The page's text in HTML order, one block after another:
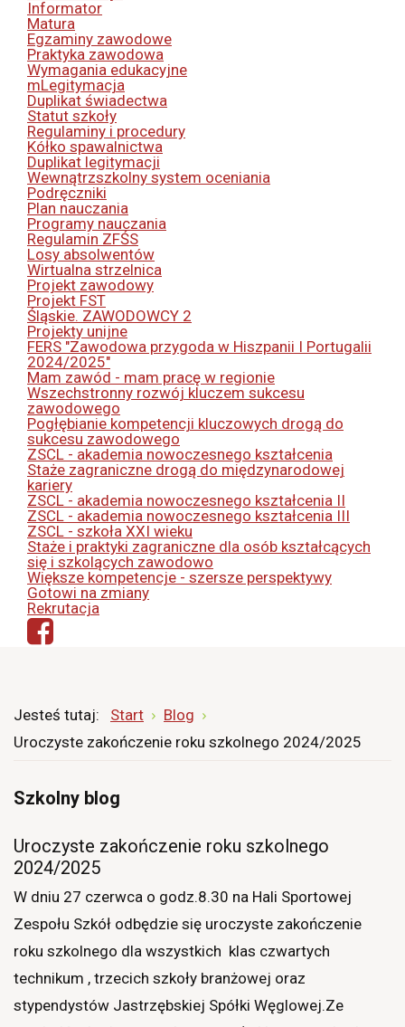
Informator
Matura
Egzaminy zawodowe
Praktyka zawodowa
Wymagania edukacyjne
mLegitymacja
Duplikat świadectwa
Statut szkoły
Regulaminy i procedury
Kółko spawalnictwa
Duplikat legitymacji
Wewnątrzszkolny system oceniania
Podręczniki
Plan nauczania
Programy nauczania
Regulamin ZFŚS
Losy absolwentów
Wirtualna strzelnica
Projekt zawodowy
Projekt FST
Śląskie. ZAWODOWCY 2
Projekty unijne
FERS "Zawodowa przygoda w Hiszpanii I Portugalii
2024/2025"
Mam zawód - mam pracę w regionie
Wszechstronny rozwój kluczem sukcesu
zawodowego
Pogłębianie kompetencji kluczowych drogą do
sukcesu zawodowego
ZSCL - akademia nowoczesnego kształcenia
Staże zagraniczne drogą do międzynarodowej
kariery
ZSCL - akademia nowoczesnego kształcenia II
ZSCL - akademia nowoczesnego kształcenia III
ZSCL - szkoła XXI wieku
Staże i praktyki zagraniczne dla osób kształcących
się i szkolących zawodowo
Większe kompetencje - szersze perspektywy
Gotowi na zmiany
Rekrutacja
Jesteś tutaj: Start
Blog
Uroczyste zakończenie roku szkolnego 2024/2025
Szkolny blog
Uroczyste zakończenie roku szkolnego
2024/2025
W dniu 27 czerwca o godz.8.30 na Hali Sportowej
Zespołu Szkół odbędzie się uroczyste zakończenie
roku szkolnego dla wszystkich klas czwartych
technikum , trzecich szkoły branżowej oraz
stypendystów Jastrzębskiej Spółki Węglowej.Ze